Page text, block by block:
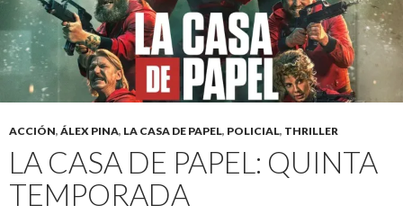
ACCIÓN, ÁLEX PINA, LA CASA DE PAPEL, POLICIAL, THRILLER
LA CASA DE PAPEL: QUINTA
TEMPORADA